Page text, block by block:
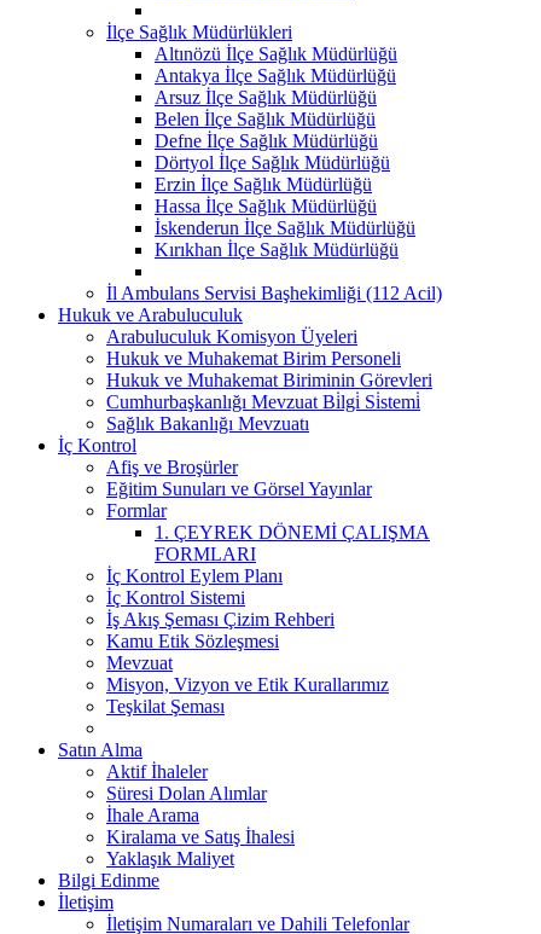
İlçe Sağlık Müdürlükleri
Altınözü İlçe Sağlık Müdürlüğü
Antakya İlçe Sağlık Müdürlüğü
Arsuz İlçe Sağlık Müdürlüğü
Belen İlçe Sağlık Müdürlüğü
Defne İlçe Sağlık Müdürlüğü
Dörtyol İlçe Sağlık Müdürlüğü
Erzin İlçe Sağlık Müdürlüğü
Hassa İlçe Sağlık Müdürlüğü
İskenderun İlçe Sağlık Müdürlüğü
Kırıkhan İlçe Sağlık Müdürlüğü
İl Ambulans Servisi Başhekimliği (112 Acil)
Hukuk ve Arabuluculuk
Arabuluculuk Komisyon Üyeleri
Hukuk ve Muhakemat Birim Personeli
Hukuk ve Muhakemat Biriminin Görevleri
Cumhurbaşkanlığı Mevzuat Bi̇lgi̇ Si̇stemi̇
Sağlık Bakanlığı Mevzuatı
İç Kontrol
Afiş ve Broşürler
Eğitim Sunuları ve Görsel Yayınlar
Formlar
1. ÇEYREK DÖNEMİ ÇALIŞMA
FORMLARI
İç Kontrol Eylem Planı
İç Kontrol Sistemi
İş Akış Şeması Çizim Rehberi
Kamu Etik Sözleşmesi
Mevzuat
Misyon, Vizyon ve Etik Kurallarımız
Teşkilat Şeması
Satın Alma
Aktif İhaleler
Süresi Dolan Alımlar
İhale Arama
Kiralama ve Satış İhalesi
Yaklaşık Maliyet
Bilgi Edinme
İletişim
İletişim Numaraları ve Dahili Telefonlar